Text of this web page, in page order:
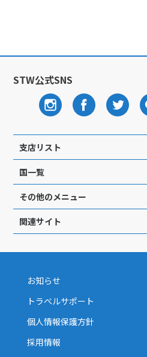
STW公式SNS
支店リスト
国一覧
その他のメニュー
関連サイト
お知らせ
トラベルサポート
個人情報保護方針
採用情報